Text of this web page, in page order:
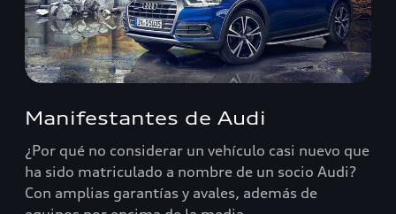
Manifestantes de Audi
¿Por qué no considerar un vehículo casi nuevo que
ha sido matriculado a nombre de un socio Audi?
Con amplias garantías y avales, además de